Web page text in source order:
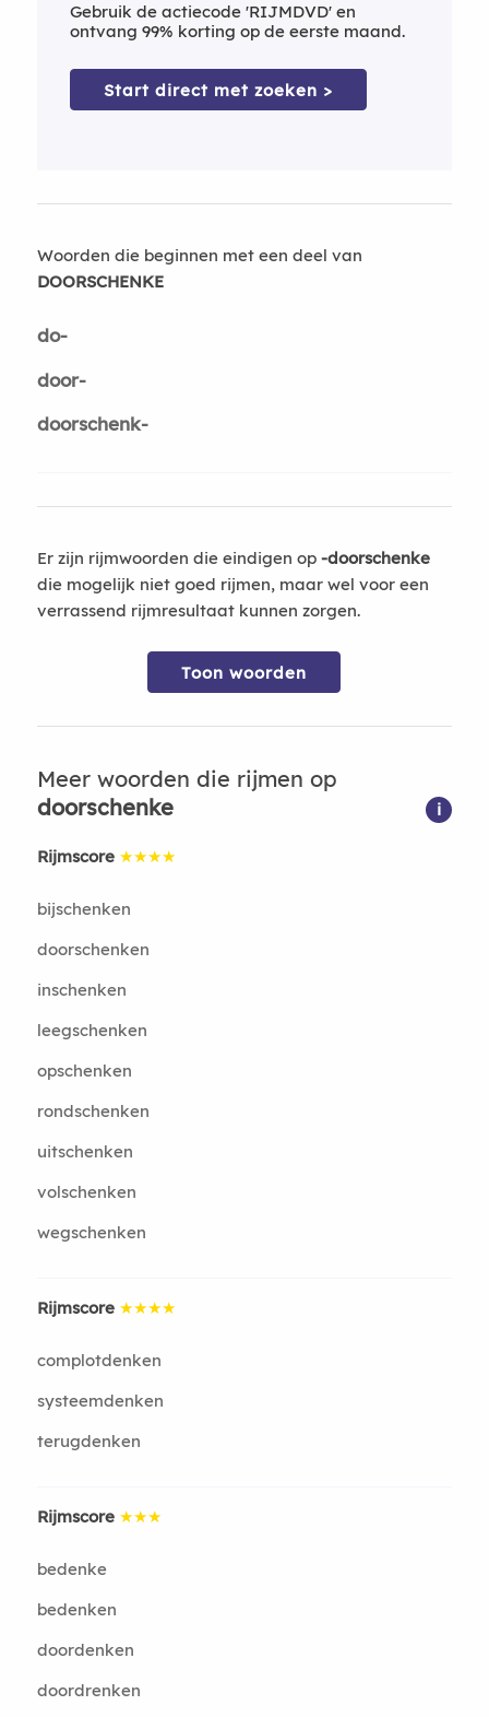
Gebruik de actiecode 'RIJMDVD' en
ontvang 99% korting op de eerste maand.
Start direct met zoeken >
Woorden die beginnen met een deel van
DOORSCHENKE
do-
door-
doorschenk-
Er zijn rijmwoorden die eindigen op -doorschenke
die mogelijk niet goed rijmen, maar wel voor een
verrassend rijmresultaat kunnen zorgen.
Toon woorden
Meer woorden die rijmen op
doorschenke
i
Rijmscore ★★★★
bijschenken
doorschenken
inschenken
leegschenken
opschenken
rondschenken
uitschenken
volschenken
wegschenken
Rijmscore ★★★★
complotdenken
systeemdenken
terugdenken
Rijmscore ★★★
bedenke
bedenken
doordenken
doordrenken